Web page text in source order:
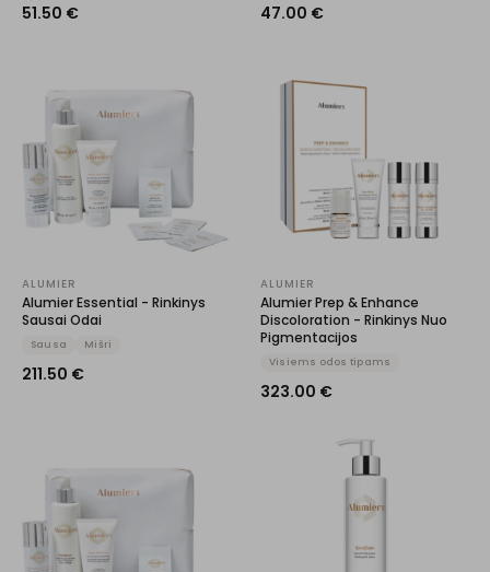
51.50 € 47.00 €
ALUMIER
Alumier Essential - Rinkinys
Sausai Odai
Sausa Mišri
211.50 €
ALUMIER
Alumier Prep & Enhance
Discoloration - Rinkinys Nuo
Pigmentacijos
Visiems odos tipams
323.00 €